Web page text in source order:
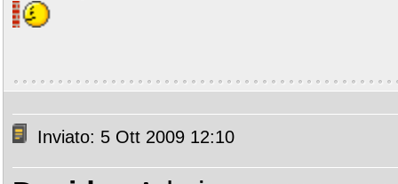
Inviato: 5 Ott 2009 12:10